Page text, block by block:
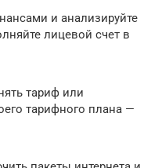
и анализируйте
лицевой счет в
тариф или
тарифного плана —